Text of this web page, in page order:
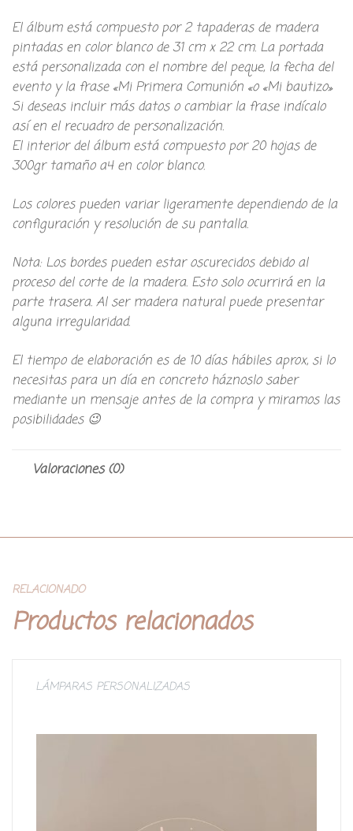
El álbum está compuesto por 2 tapaderas de madera
pintadas en color blanco de 31 cm x 22 cm. La portada
está personalizada con el nombre del peque, la fecha del
evento y la frase «Mi Primera Comunión «o «Mi bautizo»
Si deseas incluir más datos o cambiar la frase indícalo
así en el recuadro de personalización.
El interior del álbum está compuesto por 20 hojas de
300gr tamaño a4 en color blanco.
Los colores pueden variar ligeramente dependiendo de la
configuración y resolución de su pantalla.
Nota: Los bordes pueden estar oscurecidos debido al
proceso del corte de la madera. Esto solo ocurrirá en la
parte trasera. Al ser madera natural puede presentar
alguna irregularidad.
El tiempo de elaboración es de 10 días hábiles aprox, si lo
necesitas para un día en concreto háznoslo saber
mediante un mensaje antes de la compra y miramos las
posibilidades 😉
Valoraciones (0)
RELACIONADO
Productos relacionados
LÁMPARAS PERSONALIZADAS